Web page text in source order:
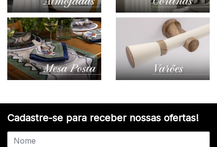
Cadastre-se para receber nossas ofertas!